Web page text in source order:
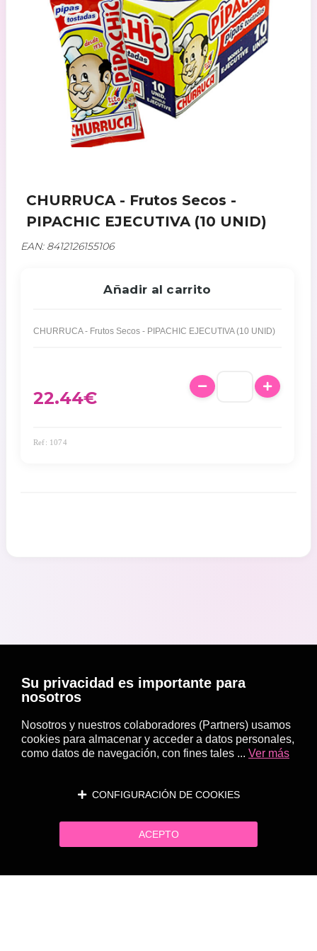
CHURRUCA - Frutos Secos -
PIPACHIC EJECUTIVA (10 UNID)
EAN: 8412126155106
Añadir al carrito
CHURRUCA - Frutos Secos - PIPACHIC EJECUTIVA (10 UNID)
22.44€
Ref: 1074
Su privacidad es importante para
nosotros
Nosotros y nuestros colaboradores (Partners) usamos
cookies para almacenar y acceder a datos personales,
como datos de navegación, con fines tales ... Ver más
CONFIGURACIÓN DE COOKIES
ACEPTO